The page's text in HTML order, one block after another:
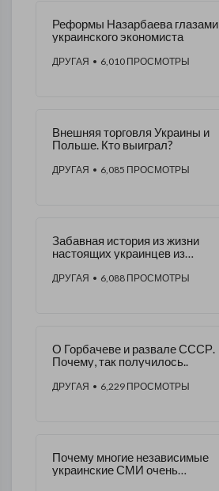
Реформы Назарбаева глазами
украинского экономиста
ДРУГАЯ • 6,010 ПРОСМОТРЫ
Внешняя торговля Украины и
Польше. Кто выиграл?
ДРУГАЯ • 6,085 ПРОСМОТРЫ
Забавная история из жизни
настоящих украинцев из
ДРУГАЯ • 6,088 ПРОСМОТРЫ
О Горбачеве и развале СССР.
Почему, так получилось..
ДРУГАЯ • 6,229 ПРОСМОТРЫ
Почему многие независимые
украинские СМИ очень